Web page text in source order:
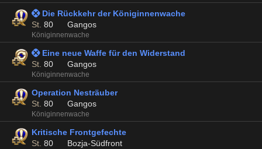
 Die Rückkehr der Königinnenwache
St. 80 Gangos
Königinnenwache
 Eine neue Waffe für den Widerstand
St. 80 Gangos
Königinnenwache
Operation Nesträuber
St. 80 Gangos
Königinnenwache
Kritische Frontgefechte
St. 80 Bozja-Südfront